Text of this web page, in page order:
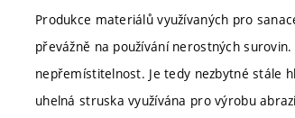
Produkce materiálů využívaných pro
převážně na používání nerostných
nepřemístitelnost. Je tedy nezbytné stále
uhelná struska využívána pro výrobu